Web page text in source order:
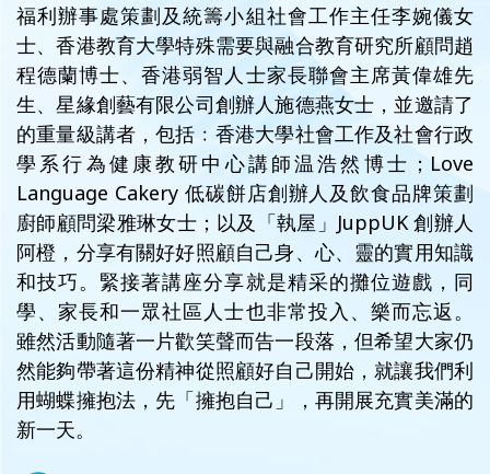
福利辦事處策劃及統籌小組社會工作主任李婉儀女
士、香港教育大學特殊需要與融合教育研究所顧問趙
程德蘭博士、香港弱智人士家長聯會主席黃偉雄先
生、星緣創藝有限公司創辦人施德燕女士，並邀請了
的重量級講者，包括﹕香港大學社會工作及社會行政
學系行為健康教研中心講師温浩然博士；Love
Language Cakery 低碳餅店創辦人及飲食品牌策劃
廚師顧問梁雅琳女士；以及「執屋」JuppUK 創辦人
阿橙，分享有關好好照顧自己身、心、靈的實用知識
和技巧。緊接著講座分享就是精采的攤位遊戲，同
學、家長和一眾社區人士也非常投入、樂而忘返。
雖然活動隨著一片歡笑聲而告一段落，但希望大家仍
然能夠帶著這份精神從照顧好自己開始，就讓我們利
用蝴蝶擁抱法，先「擁抱自己」，再開展充實美滿的
新一天。